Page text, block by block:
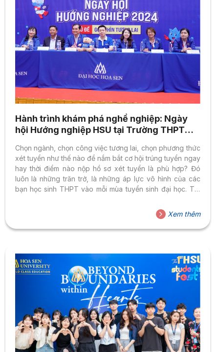
Hành trình khám phá nghề nghiệp: Ngày
hội Hướng nghiệp HSU tại Trường THPT
Chọn ngành, chọn công việc tương lai, chọn phương thức
xét tuyển như thế nào để nắm bắt cơ hội trúng tuyển ngay
hay thời điểm nào nộp hồ sơ xét tuyển là phù hợp? Đó
luôn là những trăn trở, là những áp lực vô hình của các
bạn học sinh THPT vào mỗi mùa tuyển sinh đại học. Tất
nghiệp, giảng viên xịn sò, các bạn đại sứ Trường Đại Học
Hoa Sen giải đáp và tư vấn nhiệt tình cho các bạn. ThS.
Phan Văn Giang...
Xem thêm